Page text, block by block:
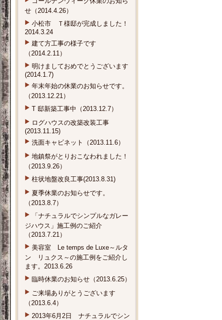
せ（2014.4.26）
小松市 Ｔ様邸が完成しました！
2014.3.24
建て方工事の様子です
（2014.2.11）
明けましておめでとうございます
(2014.1.7)
年末年始の休業のお知らせです。
（2013.12.21）
T 邸新築工事中（2013.12.7）
ログハウスの改築改装工事
(2013.11.15)
洗面キャビネット（2013.11.6）
地鎮祭がとりおこなわれました！
（2013.9.26）
柱状地盤改良工事(2013.8.31)
夏季休業のお知らせです。
（2013.8.7）
「ナチュラルでシンプルなガレー
ジハウス」施工例のご紹介
（2013.7.21）
美容室 Le temps de Luxe～ルタ
ン リュクス～の施工例をご紹介し
ます。2013.6.26
臨時休業のお知らせ（2013.6.25）
ご来場ありがとうございます
（2013.6.4）
2013年6月2日 ナチュラルでシン